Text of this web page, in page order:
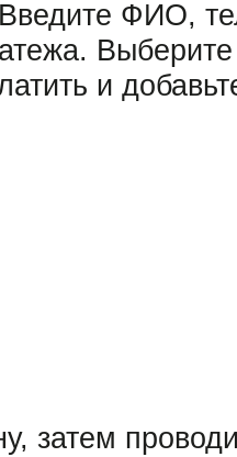
ФИО,
Выберите
и
затем